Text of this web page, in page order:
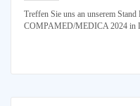
Treffen Sie uns an unserem
COMPAMED/MEDICA 2024 in